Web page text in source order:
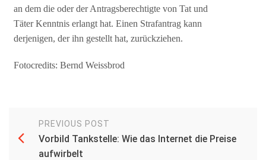
an dem die oder der Antragsberechtigte von Tat und
Täter Kenntnis erlangt hat. Einen Strafantrag kann
derjenigen, der ihn gestellt hat, zurückziehen.
Fotocredits: Bernd Weissbrod
PREVIOUS POST
Vorbild Tankstelle: Wie das Internet die Preise
aufwirbelt